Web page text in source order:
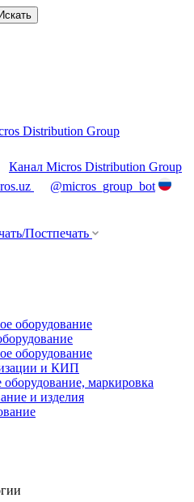
Искать
Distribution Group
Канал Micros Distribution Group
@micros_group_bot
Постпечать
оборудование
оборудование
и КИП
маркировка
и изделия